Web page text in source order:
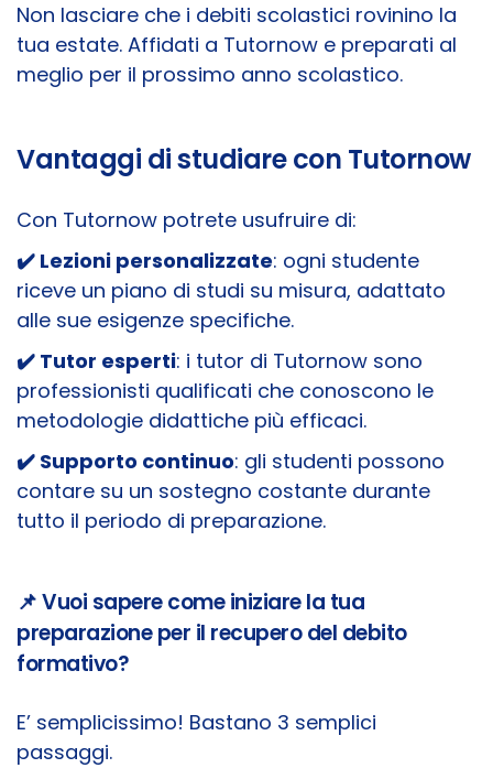
Non lasciare che i debiti scolastici rovinino la
tua estate. Affidati a Tutornow e preparati al
meglio per il prossimo anno scolastico.
Vantaggi di studiare con Tutornow
Con Tutornow potrete usufruire di:
✔️​ Lezioni personalizzate: ogni studente
riceve un piano di studi su misura, adattato
alle sue esigenze specifiche.
✔️​ Tutor esperti: i tutor di Tutornow sono
professionisti qualificati che conoscono le
metodologie didattiche più efficaci.
✔️​ Supporto continuo: gli studenti possono
contare su un sostegno costante durante
tutto il periodo di preparazione.
📌 Vuoi sapere come iniziare la tua
preparazione per il recupero del debito
formativo?
E’ semplicissimo! Bastano 3 semplici
passaggi.